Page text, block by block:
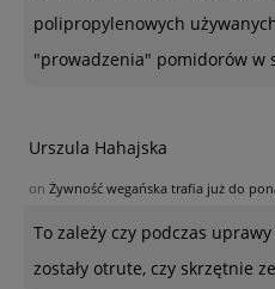
polipropylenowych
"prowadzenia" pomidorów w
Urszula Hahajska
on Żywność wegańska trafia już do
To zależy czy podczas
zostały otrute, czy skrzętnie